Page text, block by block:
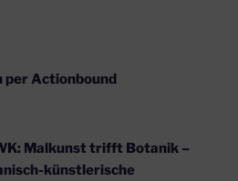
per Actionbound
Malkunst trifft Botanik –
künstlerische